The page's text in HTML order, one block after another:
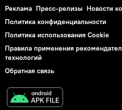
Реклама Пресс-релизы Новости
Политика конфиденциальности
Политика использования Cookie
Правила применения
технологий
Обратная связь